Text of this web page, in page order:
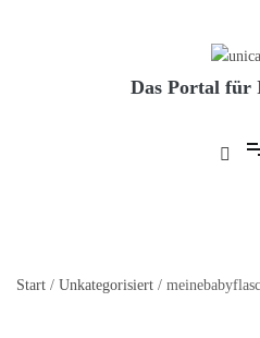
Das Portal für
Start / Unkategorisiert /